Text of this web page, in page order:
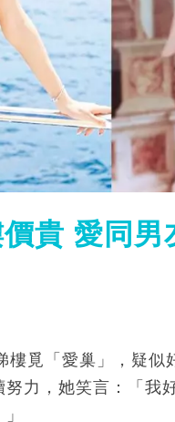
貴 愛同
覓「愛巢」，疑
力，她笑言：「我